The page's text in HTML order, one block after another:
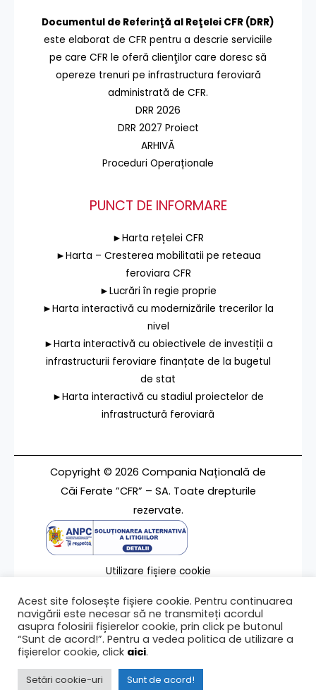
Documentul de Referinţă al Reţelei CFR (DRR)
este elaborat de CFR pentru a descrie serviciile
pe care CFR le oferă clienţilor care doresc să
opereze trenuri pe infrastructura feroviară
administrată de CFR.
DRR 2026
DRR 2027 Proiect
ARHIVĂ
Proceduri Operaționale
PUNCT DE INFORMARE
►Harta rețelei CFR
►Harta – Cresterea mobilitatii pe reteaua
feroviara CFR
►Lucrări în regie proprie
►Harta interactivă cu modernizările trecerilor la
nivel
►Harta interactivă cu obiectivele de investiții a
infrastructurii feroviare finanțate de la bugetul
de stat
►Harta interactivă cu stadiul proiectelor de
infrastructură feroviară
Copyright © 2026 Compania Națională de
Căi Ferate ”CFR” – SA. Toate drepturile
rezervate.
Utilizare fișiere cookie
Contact
Ultima modificare a paginii 27/11/2023
Acest site folosește fișiere cookie. Pentru continuarea
navigării este necesar să ne transmiteți acordul
asupra folosirii fișierelor cookie, prin click pe butonul
“Sunt de acord!”. Pentru a vedea politica de utilizare a
fișierelor cookie, click aici.
Setări cookie-uri Sunt de acord!